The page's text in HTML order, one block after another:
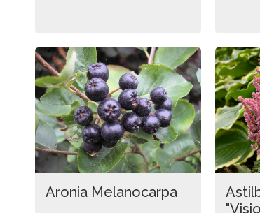
Aronia Melanocarpa